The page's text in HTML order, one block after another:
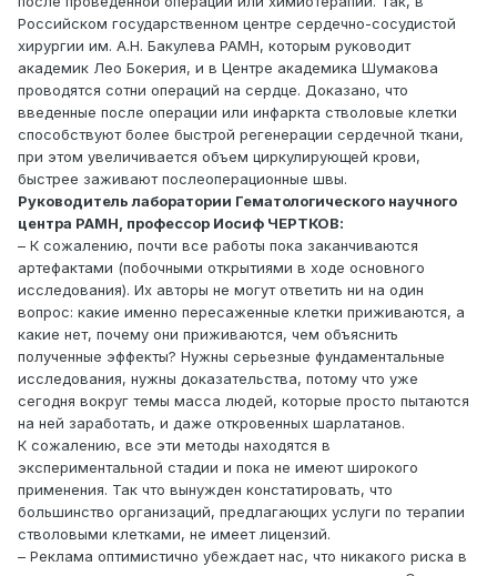
Российском государственном центре сердечно-сосудистой
хирургии им. А.Н. Бакулева РАМН, которым руководит
академик Лео Бокерия, и в Центре академика Шумакова
проводятся сотни операций на сердце. Доказано, что
введенные после операции или инфаркта стволовые клетки
способствуют более быстрой регенерации сердечной ткани,
при этом увеличивается объем циркулирующей крови,
быстрее заживают послеоперационные швы.
Руководитель лаборатории Гематологического научного
центра РАМН, профессор Иосиф ЧЕРТКОВ:
– К сожалению, почти все работы пока заканчиваются
артефактами (побочными открытиями в ходе основного
исследования). Их авторы не могут ответить ни на один
вопрос: какие именно пересаженные клетки приживаются, а
какие нет, почему они приживаются, чем объяснить
полученные эффекты? Нужны серьезные фундаментальные
исследования, нужны доказательства, потому что уже
сегодня вокруг темы масса людей, которые просто пытаются
на ней заработать, и даже откровенных шарлатанов.
К сожалению, все эти методы находятся в
экспериментальной стадии и пока не имеют широкого
применения. Так что вынужден констатировать, что
большинство организаций, предлагающих услуги по терапии
стволовыми клетками, не имеет лицензий.
– Реклама оптимистично убеждает нас, что никакого риска в